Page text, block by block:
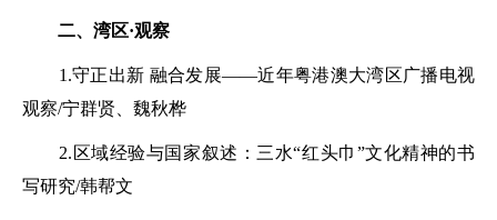
二、湾区·观察
1.守正出新 融合发展——近年粤港澳大湾区广播电视
观察/宁群贤、魏秋桦
2.区域经验与国家叙述：三水“红头巾”文化精神的书
写研究/韩帮文